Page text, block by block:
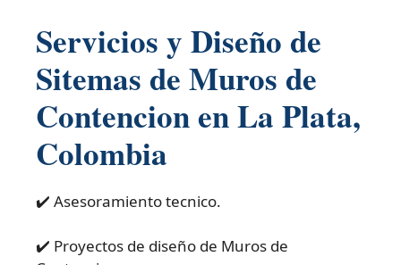
Servicios y Diseño de
Sitemas de Muros de
Contencion en La Plata,
Colombia
✔️ Asesoramiento tecnico.
✔️ Proyectos de diseño de Muros de